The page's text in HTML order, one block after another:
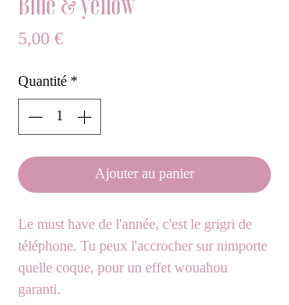
5,00 €Prix
Quantité*
Ajouter au panier
Le must have de l'année, c'est le grigri de
téléphone. Tu peux l'accrocher sur nimporte
quelle coque, pour un effet wouahou
garanti.